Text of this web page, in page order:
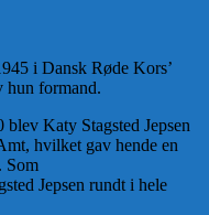
i Dansk Røde Kors’
hun formand.
Katy Stagsted Jepsen
hvilket gav hende en
Som
Jepsen rundt i hele